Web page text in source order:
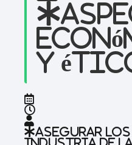
y
Asegurar los
industria de la